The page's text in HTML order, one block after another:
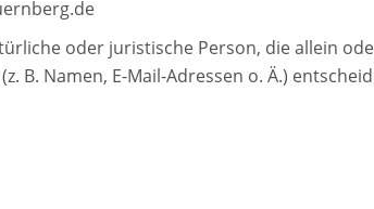
oder juristische Person, die allein
B. Namen, E-Mail-Adressen o. Ä.)